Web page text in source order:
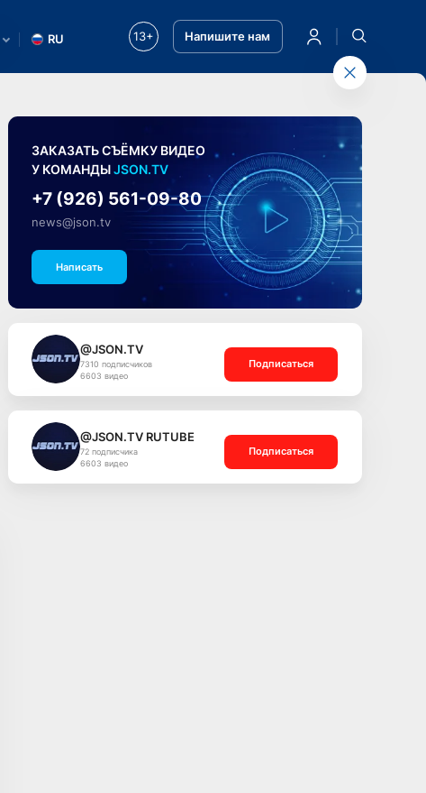
RU 13+ Напишите нам
ЗАКАЗАТЬ СЪЁМКУ ВИДЕО
У КОМАНДЫJSON.TV
+7 (926) 561-09-80
news@json.tv
Написать
@JSON.TV
7310 подписчиков
6603 видео
Подписаться
@JSON.TV RUTUBE
72 подписчика
6603 видео
Подписаться